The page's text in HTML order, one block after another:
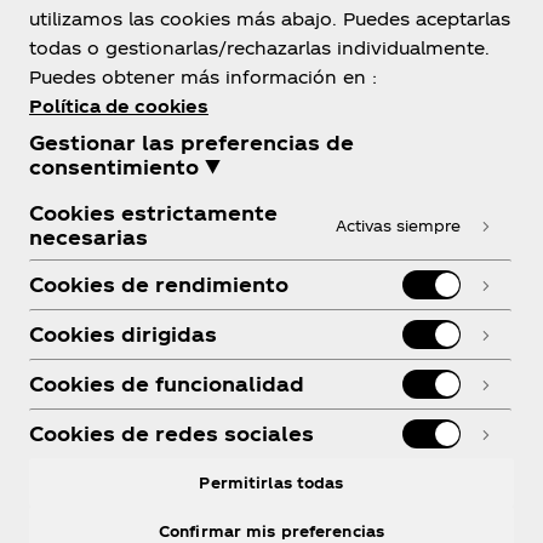
del Sorteo es The Coca‑Cola Company, One
Coca‑Cola Plaza, Atlanta, GA 30313. El
administrador del Sorteo es Don Jagoda
Associates, Inc., 100 Marcus Drive, Melville, NY
11747.
Política de Privacidad
Términos de Servicio
Política de Cookies
Centro de Confianza de Datos
utilizamos las cookies más abajo. Puedes aceptarlas
todas o gestionarlas/rechazarlas individualmente.
Puedes obtener más información en :
Política de cookies
Gestionar las preferencias de
consentimiento ▼
Cookies estrictamente
necesarias
Activas siempre
Cookies de rendimiento
Cookies dirigidas
Cookies de funcionalidad
Cookies de redes sociales
Permitirlas todas
Confirmar mis preferencias